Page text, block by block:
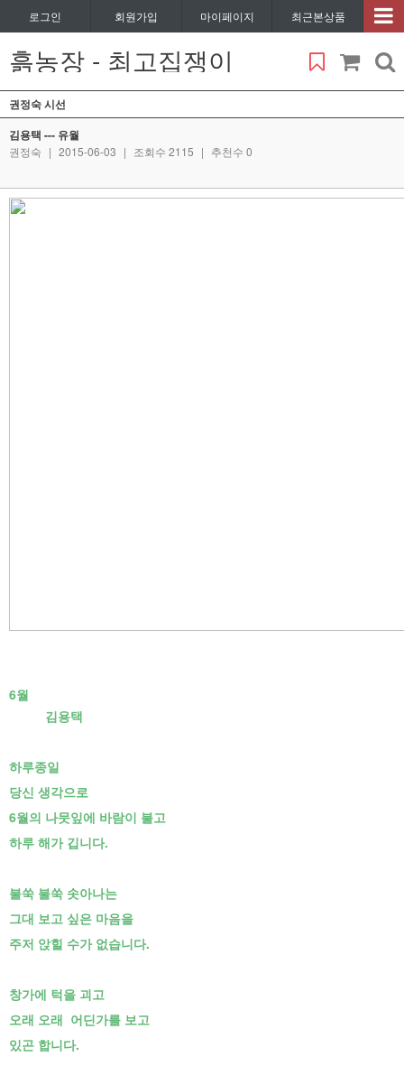
로그인 회원가입 마이페이지 최근본상품
흙농장 - 최고집쟁이
권정숙 시선
김용택 --- 유월
권정숙 | 2015-06-03 | 조회수 2115 | 추천수 0
6월
김용택
하루종일
당신 생각으로
6월의 나뭇잎에 바람이 불고
하루 해가 깁니다.
불쑥 불쑥 솟아나는
그대 보고 싶은 마음을
주저 앉힐 수가 없습니다.
창가에 턱을 괴고
오래 오래 어딘가를 보고
있곤 합니다.